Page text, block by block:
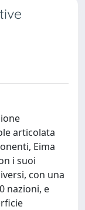
articolata
Eima
i suoi
con una
nazioni, e